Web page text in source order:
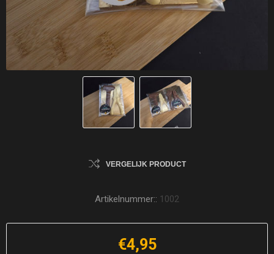
VERGELIJK PRODUCT
Artikelnummer:: 1002
€4,95